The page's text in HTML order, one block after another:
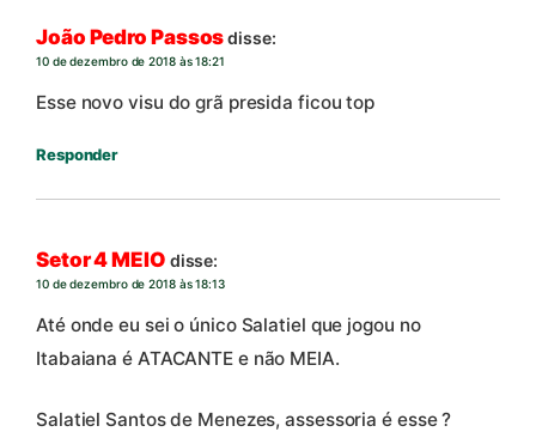
João Pedro Passosdisse:
10 de dezembro de 2018 às 18:21
Esse novo visu do grã presida ficou top
Responder
Setor 4 MEIO disse:
10 de dezembro de 2018 às 18:13
Até onde eu sei o único Salatiel que jogou no
Itabaiana é ATACANTE e não MEIA.
Salatiel Santos de Menezes, assessoria é esse ?